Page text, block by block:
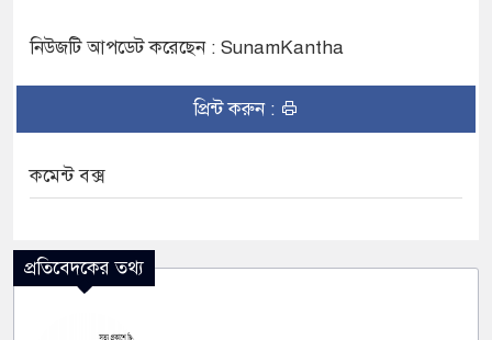
নিউজটি আপডেট করেছেন : SunamKantha
প্রিন্ট করুন :
কমেন্ট বক্স
প্রতিবেদকের তথ্য